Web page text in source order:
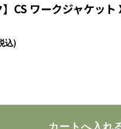
】CS ワークジャケット
込)